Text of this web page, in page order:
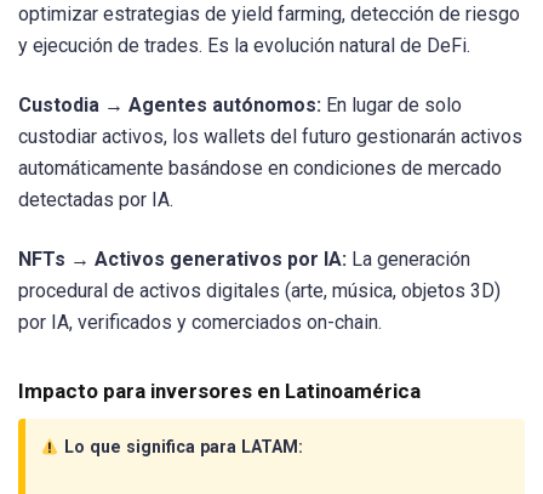
optimizar estrategias de yield farming, detección de riesgo
y ejecución de trades. Es la evolución natural de DeFi.
Custodia → Agentes autónomos: En lugar de solo
custodiar activos, los wallets del futuro gestionarán activos
automáticamente basándose en condiciones de mercado
detectadas por IA.
NFTs → Activos generativos por IA: La generación
procedural de activos digitales (arte, música, objetos 3D)
por IA, verificados y comerciados on-chain.
Impacto para inversores en Latinoamérica
Lo que significa para LATAM: